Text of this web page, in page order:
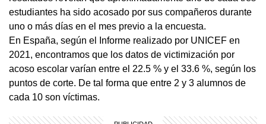
estudiantes ha sido acosado por sus compañeros durante
uno o más días en el mes previo a la encuesta.
En España, según el Informe realizado por UNICEF en
2021, encontramos que los datos de victimización por
acoso escolar varían entre el 22.5 % y el 33.6 %, según los
puntos de corte. De tal forma que entre 2 y 3 alumnos de
cada 10 son víctimas.